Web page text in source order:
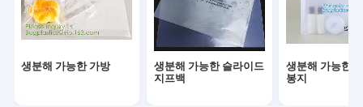
의학적이 소비재의
자동차용 소모품
크래프트 가방 종이 상자
생분해 가능한 가방
생분해 가능한 슬라이드
지프백
생분해 가능한
봉지